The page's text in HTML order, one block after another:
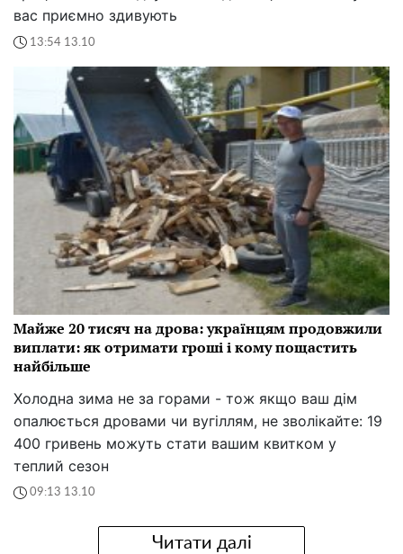
вас приємно здивують
13:54 13.10
Майже 20 тисяч на дрова: українцям продовжили
виплати: як отримати гроші і кому пощастить
найбільше
Холодна зима не за горами - тож якщо ваш дім
опалюється дровами чи вугіллям, не зволікайте: 19
400 гривень можуть стати вашим квитком у
теплий сезон
09:13 13.10
Читати далі